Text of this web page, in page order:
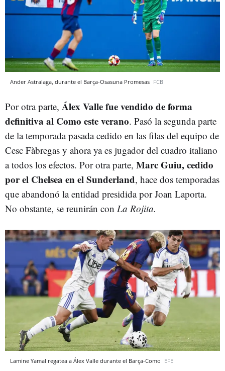
Ander Astralaga, durante el Barça-Osasuna Promesas FCB
Por otra parte, Álex Valle fue vendido de forma
definitiva al Como este verano. Pasó la segunda parte
de la temporada pasada cedido en las filas del equipo de
Cesc Fàbregas y ahora ya es jugador del cuadro italiano
a todos los efectos. Por otra parte, Marc Guiu, cedido
por el Chelsea en el Sunderland, hace dos temporadas
que abandonó la entidad presidida por Joan Laporta.
No obstante, se reunirán con La Rojita.
Lamine Yamal regatea a Álex Valle durante el Barça-Como EFE